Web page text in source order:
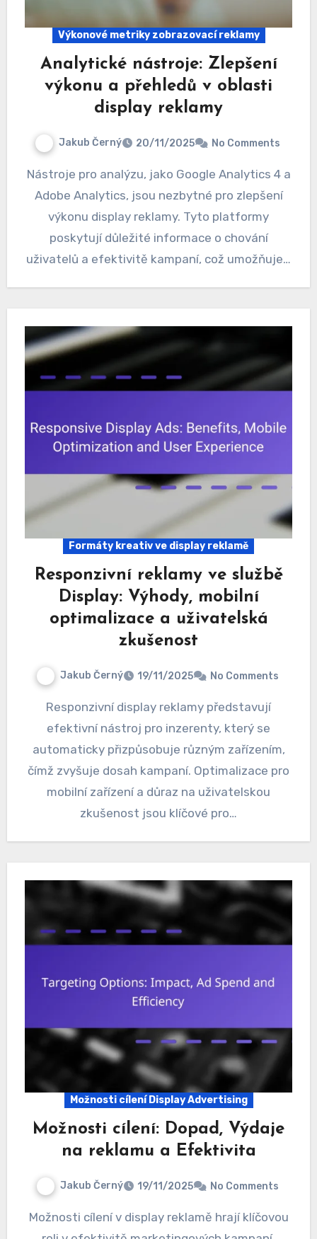
Výkonové metriky zobrazovací reklamy
Analytické nástroje: Zlepšení
výkonu a přehledů v oblasti
display reklamy
Jakub Černý 20/11/2025 No Comments
Nástroje pro analýzu, jako Google Analytics 4 a
Adobe Analytics, jsou nezbytné pro zlepšení
výkonu display reklamy. Tyto platformy
poskytují důležité informace o chování
uživatelů a efektivitě kampaní, což umožňuje…
Formáty kreativ ve display reklamě
Responzivní reklamy ve službě
Display: Výhody, mobilní
optimalizace a uživatelská
zkušenost
Jakub Černý 19/11/2025 No Comments
Responzivní display reklamy představují
efektivní nástroj pro inzerenty, který se
automaticky přizpůsobuje různým zařízením,
čímž zvyšuje dosah kampaní. Optimalizace pro
mobilní zařízení a důraz na uživatelskou
zkušenost jsou klíčové pro…
Možnosti cílení Display Advertising
Možnosti cílení: Dopad, Výdaje
na reklamu a Efektivita
Jakub Černý 19/11/2025 No Comments
Možnosti cílení v display reklamě hrají klíčovou